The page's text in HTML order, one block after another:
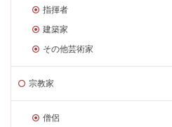
指揮者
建築家
その他芸術家
宗教家
僧侶